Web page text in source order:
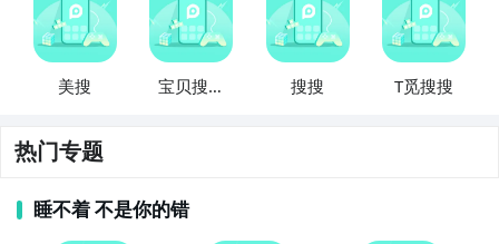
美搜
宝贝搜搜
搜搜 T觅搜搜
热门专题
睡不着 不是你的错